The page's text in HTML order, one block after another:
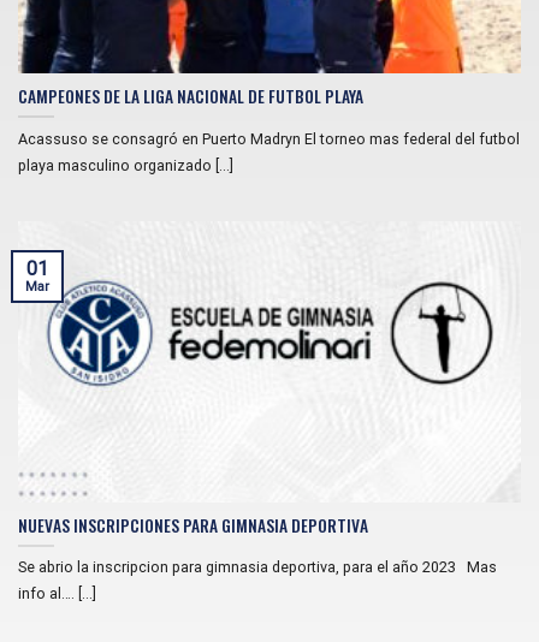
CAMPEONES DE LA LIGA NACIONAL DE FUTBOL PLAYA
Acassuso se consagró en Puerto Madryn El torneo mas federal del futbol
playa masculino organizado [...]
NUEVAS INSCRIPCIONES PARA GIMNASIA DEPORTIVA
Se abrio la inscripcion para gimnasia deportiva, para el año 2023 Mas
info al…. [...]
01
Mar